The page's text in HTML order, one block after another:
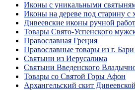
Иконы с уникальными
Иконы на дереве под старину с
Дивеевские иконы ручной
Товары Свято-Успенского
Православная Греция
Православные товары из г.
Святыни из Иерусалима
Святыни Введенского
Товары со Святой Горы Афон
Архангельский скит